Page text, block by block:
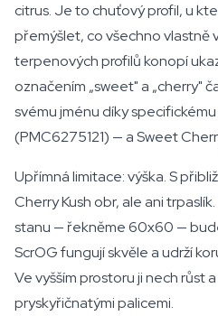
citrus. Je to chuťový profil, u
přemýšlet, co všechno vlastně
terpenových profilů konopí
označením „sweet" a „cherry"
svému jménu díky
(PMC6275121) — a Sweet
Upřímná limitace: výška. S
Cherry Kush obr, ale ani
stanu — řekněme 60x60 —
ScrOG fungují skvěle a udrží
Ve vyšším prostoru ji nech růst
pryskyřičnatými palicemi.